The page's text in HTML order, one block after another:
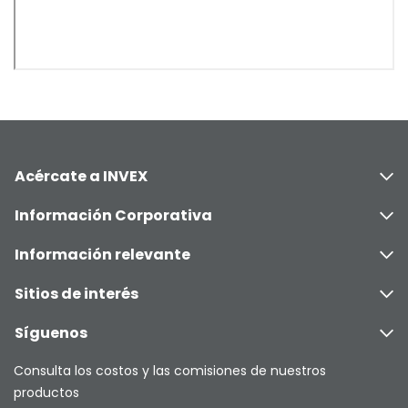
Acércate a INVEX
Información Corporativa
Información relevante
Sitios de interés
Síguenos
Consulta los costos y las comisiones de nuestros
productos